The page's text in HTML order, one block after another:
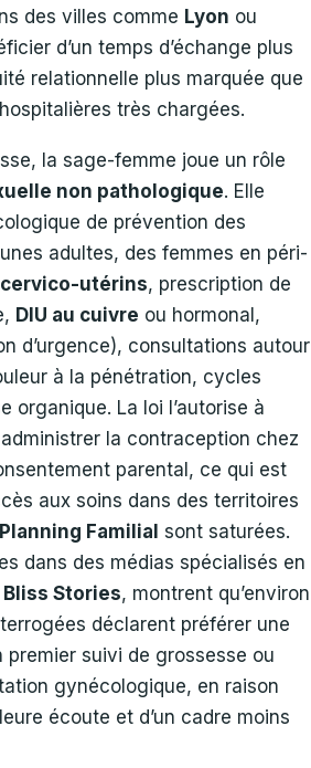
des villes comme Lyon ou
d’un temps d’échange plus
relationnelle plus marquée que
très chargées.
la sage-femme joue un rôle
non pathologique. Elle
de prévention des
adultes, des femmes en péri-
utérins, prescription de
DIU au cuivre ou hormonal,
d’urgence), consultations autour
à la pénétration, cycles
organique. La loi l’autorise à
la contraception chez
parental, ce qui est
aux soins dans des territoires
Planning Familial sont saturées.
dans des médias spécialisés en
Bliss Stories, montrent qu’environ
déclarent préférer une
suivi de grossesse ou
gynécologique, en raison
écoute et d’un cadre moins